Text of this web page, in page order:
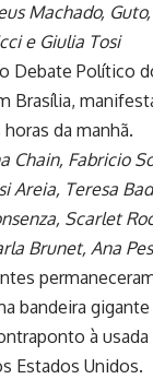
Machado,
e Giulia Tosi
Debate Político
Brasília,
da manhã.
Chain, Fabricio
Areia, Teresa
Scarlet
Brunet, Ana
bandeira
à
Estados Unidos.